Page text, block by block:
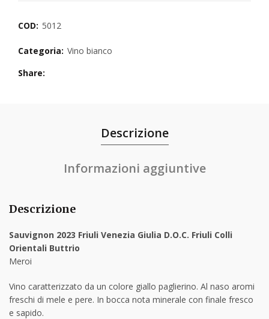
COD: 5012
Categoria: Vino bianco
Share
Descrizione
Informazioni aggiuntive
Descrizione
Sauvignon 2023 Friuli Venezia Giulia D.O.C. Friuli Colli
Orientali Buttrio
Meroi
Vino caratterizzato da un colore giallo paglierino. Al naso aromi
freschi di mele e pere. In bocca nota minerale con finale fresco
e sapido.